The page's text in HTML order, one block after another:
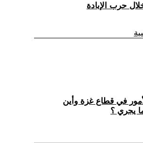
في قطاع غزة وأين
يجري ؟